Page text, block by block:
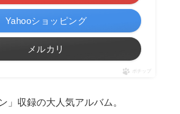
Yahooショッピング
メルカリ
ポチップ
」収録の大人気アルバム。